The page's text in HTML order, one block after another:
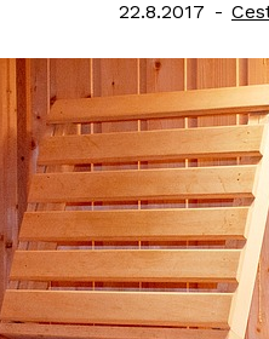
Posted
22.8.2017